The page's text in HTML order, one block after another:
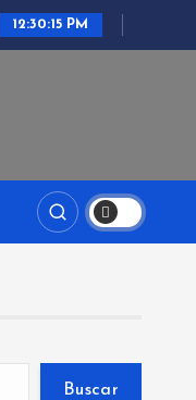
12:30:15 PM
Buscar